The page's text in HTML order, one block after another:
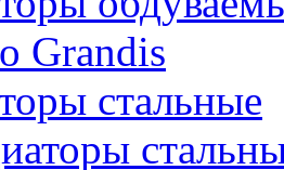
Grandis
стальные